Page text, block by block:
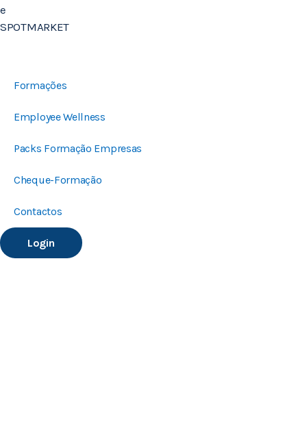
e
SPOTMARKET
Formações
Employee Wellness
Packs Formação Empresas
Cheque-Formação
Contactos
Login